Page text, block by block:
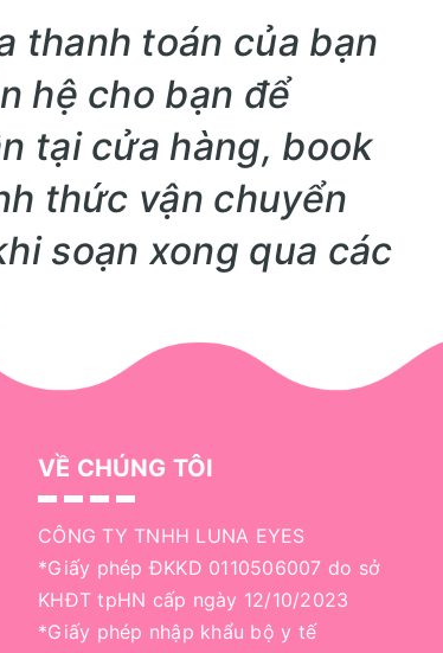
thanh toán của bạn
hệ cho bạn để
tại cửa hàng, book
thức vận chuyển
soạn xong qua các
VỀ CHÚNG TÔI
CÔNG TY TNHH LUNA EYES
*Giấy phép ĐKKD 0110506007 do sở
KHĐT tpHN cấp ngày 12/10/2023
*Giấy phép nhập khẩu bộ y tế